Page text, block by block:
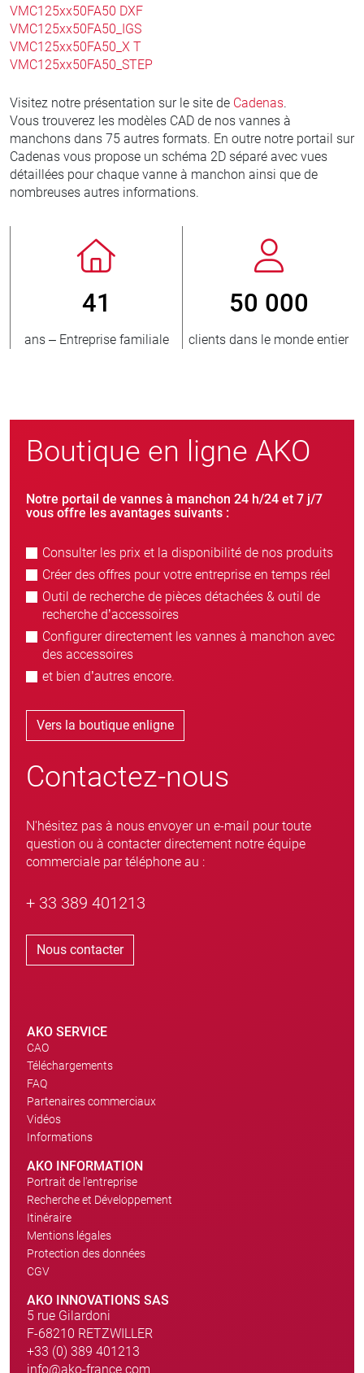
VMC125xx50FA50 DXF
VMC125xx50FA50_IGS
VMC125xx50FA50_X T
VMC125xx50FA50_STEP
Visitez notre présentation sur le site de Cadenas.
Vous trouverez les modèles CAD de nos vannes à
manchons dans 75 autres formats. En outre notre portail sur
Cadenas vous propose un schéma 2D séparé avec vues
détaillées pour chaque vanne à manchon ainsi que de
nombreuses autres informations.
le monde entier nouveaux clients/an
> 3
unités
Boutique en ligne AKO
Notre portail de vannes à manchon 24 h/24 et 7 j/7
vous offre les avantages suivants :
Consulter les prix et la disponibilité de nos produits
Créer des offres pour votre entreprise en temps réel
Outil de recherche de pièces détachées & outil de
recherche d’accessoires
Configurer directement les vannes à manchon avec
des accessoires
et bien d’autres encore.
Vers la boutique enligne
Contactez-nous
N'hésitez pas à nous envoyer un e-mail pour toute
question ou à contacter directement notre équipe
commerciale par téléphone au :
+ 33 389 401213
Nous contacter
AKO SERVICE
CAO
Téléchargements
FAQ
Partenaires commerciaux
Vidéos
Informations
AKO INFORMATION
Portrait de l'entreprise
Recherche et Développement
Itinéraire
Mentions légales
Protection des données
CGV
AKO INNOVATIONS SAS
5 rue Gilardoni
F-68210 RETZWILLER
+33 (0) 389 401213
info@ako-france.com